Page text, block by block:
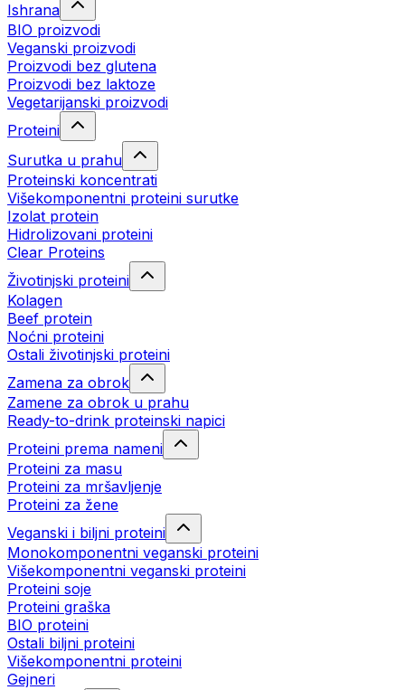
Ishrana
BIO proizvodi
Veganski proizvodi
Proizvodi bez glutena
Proizvodi bez laktoze
Vegetarijanski proizvodi
Proteini
Surutka u prahu
Proteinski koncentrati
Višekomponentni proteini surutke
Izolat protein
Hidrolizovani proteini
Clear Proteins
Životinjski proteini
Kolagen
Beef protein
Noćni proteini
Ostali životinjski proteini
Zamena za obrok
Zamene za obrok u prahu
Ready-to-drink proteinski napici
Proteini prema nameni
Proteini za masu
Proteini za mršavljenje
Proteini za žene
Veganski i biljni proteini
Monokomponentni veganski proteini
Višekomponentni veganski proteini
Proteini soje
Proteini graška
BIO proteini
Ostali biljni proteini
Višekomponentni proteini
Gejneri